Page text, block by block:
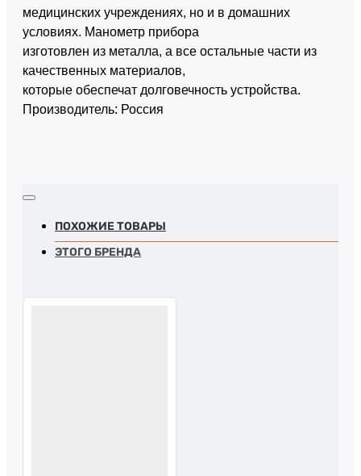
медицинских учреждениях, но и в домашних
условиях. Манометр прибора
изготовлен из металла, а все остальные части из
качественных материалов,
которые обеспечат долговечность устройства.
Производитель: Россия
ПОХОЖИЕ ТОВАРЫ
ЭТОГО БРЕНДА